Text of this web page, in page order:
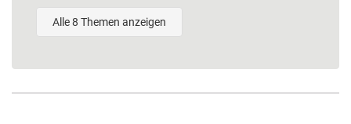
Alle 8 Themen anzeigen